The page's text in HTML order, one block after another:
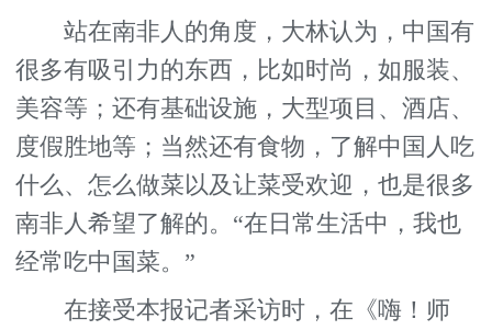
站在南非人的角度，大林认为，中国有
很多有吸引力的东西，比如时尚，如服装、
美容等；还有基础设施，大型项目、酒店、
度假胜地等；当然还有食物，了解中国人吃
什么、怎么做菜以及让菜受欢迎，也是很多
南非人希望了解的。“在日常生活中，我也
经常吃中国菜。”
在接受本报记者采访时，在《嗨！师